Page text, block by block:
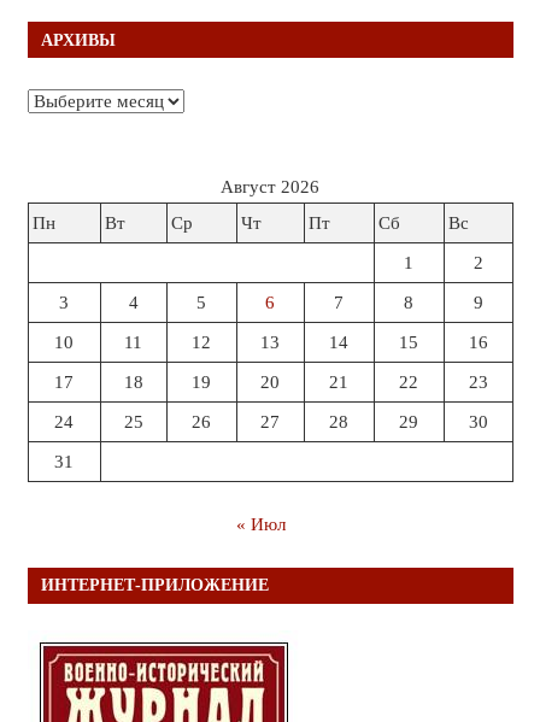
АРХИВЫ
Архивы
Август 2026
Пн
Вт Ср Чт Пт Сб Вс
1 2
3 4 5 6 7 8 9
10 11 12 13 14 15 16
17 18 19 20 21 22 23
24 25 26 27 28 29 30
31
« Июл
ИНТЕРНЕТ-ПРИЛОЖЕНИЕ